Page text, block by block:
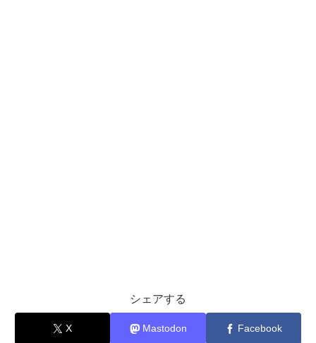
シェアする
X Mastodon Facebook